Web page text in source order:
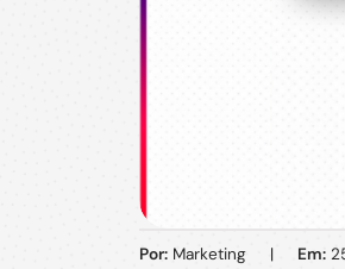
Por: Marketing | Em: